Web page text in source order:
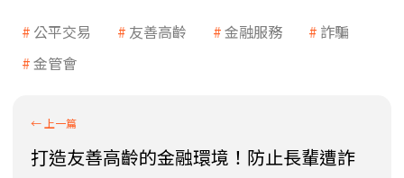
公平交易 友善高齡 金融服務
詐騙
金管會
打造友善高齡的金融環境！防止長輩遭詐